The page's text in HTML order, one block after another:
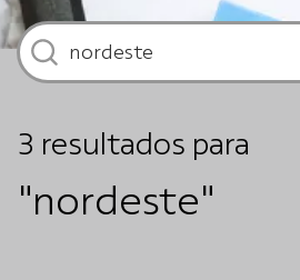
3 resultados para
"nordeste"